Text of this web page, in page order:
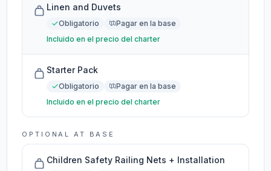
Linen and Duvets
Obligatorio
Pagar en la base
Incluido en el precio del charter
Starter Pack
Obligatorio
Pagar en la base
Incluido en el precio del charter
OPTIONAL AT BASE
Children Safety Railing Nets + Installation